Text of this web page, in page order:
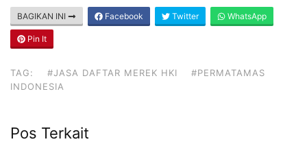
BAGIKAN INI Facebook Twitter WhatsApp
Pin It
TAG: #JASA DAFTAR MEREK HKI
#PERMATAMAS
INDONESIA
Pos Terkait